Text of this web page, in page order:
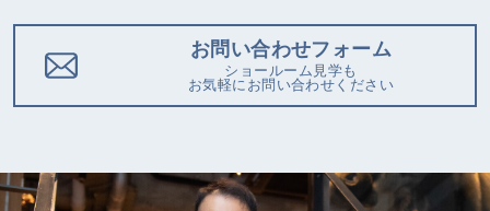
お問い合わせフォーム
ショールーム見学も
お気軽にお問い合わせください